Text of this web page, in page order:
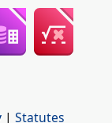
| Statutes